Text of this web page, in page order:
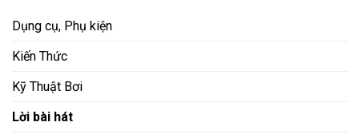
Dụng cụ, Phụ kiện
Kiến Thức
Kỹ Thuật Bơi
Lời bài hát